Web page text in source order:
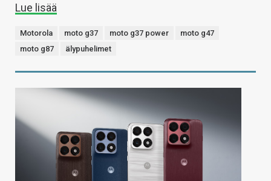
Lue lisää
Motorola moto g37 moto g37 power
moto g47
moto g87
älypuhelimet